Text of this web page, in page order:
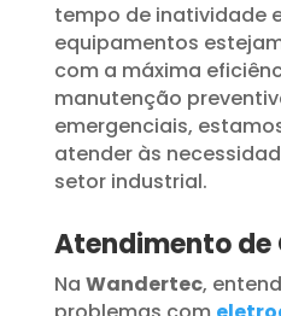
tempo de inatividade
equipamentos
com a máxima
manutenção
emergenciais,
atender às
setor industrial.
Atendimento de
Na Wandertec,